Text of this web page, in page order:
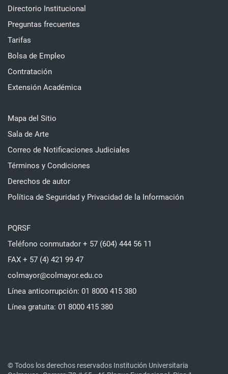
Directorio Institucional
Preguntas frecuentes
Tarifas
Bolsa de Empleo
Contratación
Extensión Académica
Mapa del Sitio
Sala de Arte
Correo de Notificaciones Judiciales
Términos y Condiciones
Derechos de autor
Política de Seguridad y Privacidad de la Información
PQRSF
Teléfono conmutador + 57 (604) 444 56 11
FAX + 57 (4) 421 99 47
colmayor@colmayor.edu.co
Línea anticorrupción: 01 8000 415 380
Línea gratuita: 01 8000 415 380
© Todos los derechos reservados Institución Universitaria